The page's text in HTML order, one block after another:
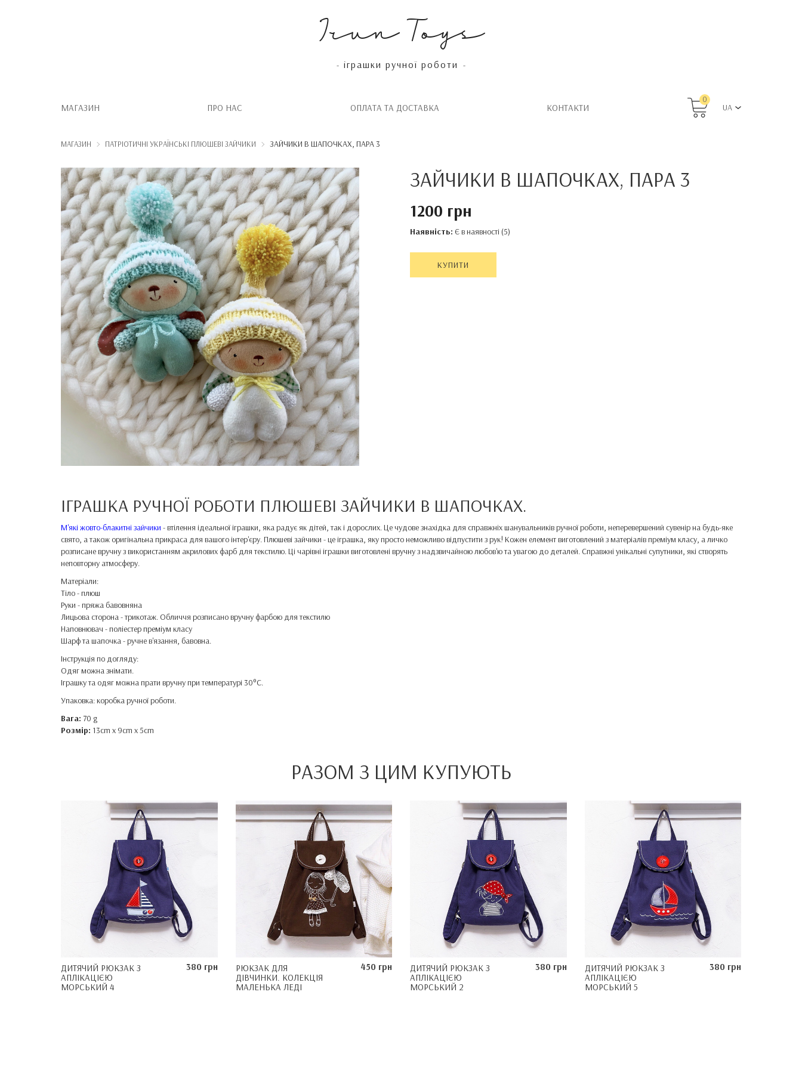
Irun Toys
- іграшки ручної роботи -
МАГАЗИН ПРО НАС OПЛАТА ТА ДОСТАВКА КОНТАКТИ
0
UA
МАГАЗИН ПАТРІОТИЧНІ УКРАЇНСЬКІ ПЛЮШЕВІ ЗАЙЧИКИ ЗАЙЧИКИ В ШАПОЧКАХ, ПАРА 3
ЗАЙЧИКИ В ШАПОЧКАХ, ПАРА 3
1200 грн
Наявність: Є в наявності (5)
КУПИТИ
ІГРАШКА РУЧНОЇ РОБОТИ ПЛЮШЕВІ ЗАЙЧИКИ В ШАПОЧКАХ.
М'які жовто-блакитні зайчики - втілення ідеальної іграшки, яка радує як дітей, так і дорослих. Це чудове знахідка для справжніх шанувальників ручної роботи, неперевершений сувенір на будь-яке
свято, а також оригінальна прикраса для вашого інтер'єру. Плюшеві зайчики - це іграшка, яку просто неможливо відпустити з рук! Кожен елемент виготовлений з матеріалів преміум класу, а личко
розписане вручну з використанням акрилових фарб для текстилю. Ці чарівні іграшки виготовлені вручну з надзвичайною любов'ю та увагою до деталей. Справжні унікальні супутники, які створять
неповторну атмосферу.
Матеріали:
Тіло - плюш
Руки - пряжа бавовняна
Лицьова сторона - трикотаж. Обличчя розписано вручну фарбою для текстилю
Наповнювач - поліестер преміум класу
Шарф та шапочка - ручне в'язання, бавовна.
Інструкція по догляду:
Одяг можна знімати.
Іграшку та одяг можна прати вручну при температурі 30°C.
Упаковка: коробка ручної роботи.
Вага: 70 g
Розмір: 13cm x 9cm x 5cm
РАЗОМ З ЦИМ КУПУЮТЬ
ДИТЯЧИЙ РЮКЗАК З
АПЛІКАЦІЄЮ
МОРСЬКИЙ 4
380 грн
РЮКЗАК ДЛЯ
ДІВЧИНКИ. КОЛЕКЦІЯ
МАЛЕНЬКА ЛЕДІ
450 грн
ДИТЯЧИЙ РЮКЗАК З
АПЛІКАЦІЄЮ
МОРСЬКИЙ 2
380 грн
ДИТЯЧИЙ РЮКЗАК З
АПЛІКАЦІЄЮ
МОРСЬКИЙ 5
380 грн